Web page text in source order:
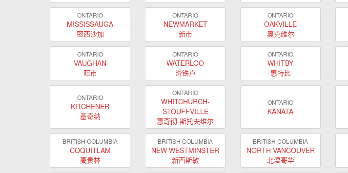
ONTARIO
MISSISSAUGA
密西沙加
ONTARIO
NEWMARKET
新市
ONTARIO
OAKVILLE
奥克维尔
ONTARIO
VAUGHAN
旺市
ONTARIO
WATERLOO
滑铁卢
ONTARIO
WHITBY
惠特比
ONTARIO
KITCHENER
基奇纳
ONTARIO
WHITCHURCH-
STOUFFVILLE
惠奇彻-斯托夫维尔
ONTARIO
KANATA
BRITISH COLUMBIA
COQUITLAM
高贵林
BRITISH COLUMBIA
NEW WESTMINSTER
新西斯敏
BRITISH COLUMBIA
NORTH VANCOUVER
北温哥华